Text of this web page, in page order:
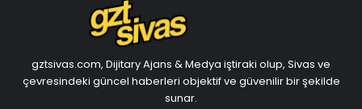
gztsivas.com, Dijitary Ajans & Medya iştiraki olup, Sivas ve
çevresindeki güncel haberleri objektif ve güvenilir bir şekilde
sunar.